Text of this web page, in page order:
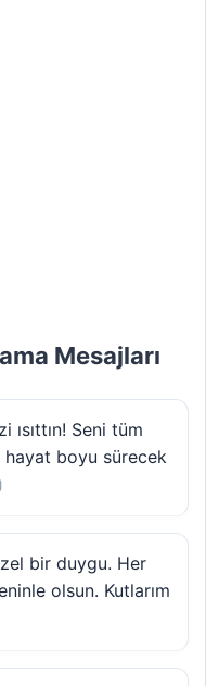
Mesajları
Seni tüm
boyu sürecek
bir duygu. Her
olsun. Kutlarım